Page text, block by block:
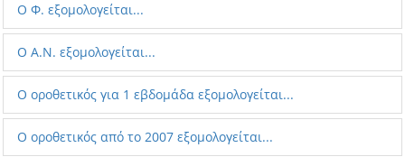
Ο Φ. εξομολογείται...
Ο A.N. εξομολογείται...
Ο οροθετικός για 1 εβδομάδα εξομολογείται...
Ο οροθετικός από το 2007 εξομολογείται...